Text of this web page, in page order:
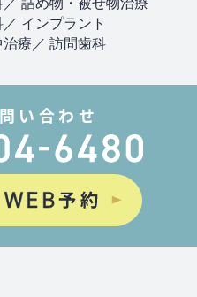
／ インプラント
療／ 訪問歯科
い合わせ